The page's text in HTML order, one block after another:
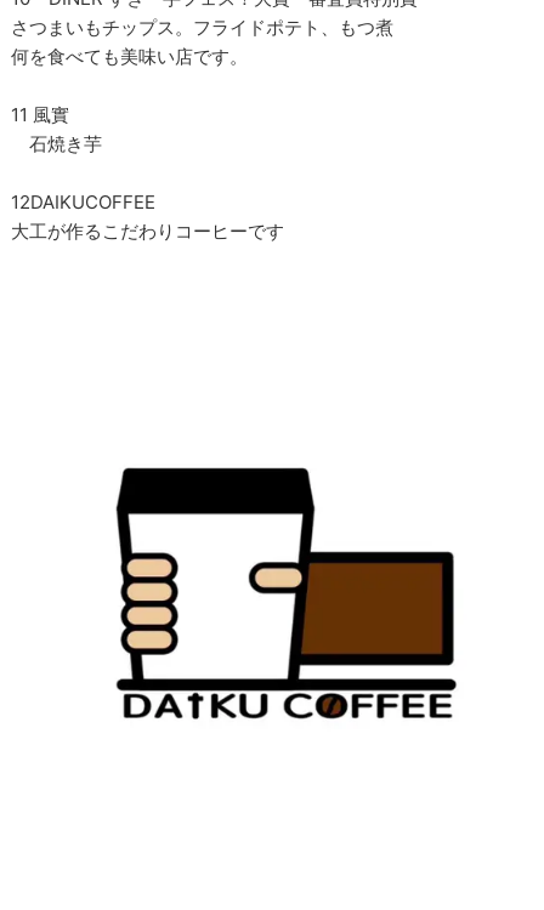
さつまいもチップス。フライドポテト、もつ煮
何を食べても美味い店です。
11 風實
石焼き芋
12DAIKUCOFFEE
大工が作るこだわりコーヒーです